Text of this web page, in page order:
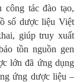
tác đào tạo,
số dược liệu Việt
giúp truy xuất
tồn nguồn gen
lớn đã ứng dụng
ứng dược liệu –